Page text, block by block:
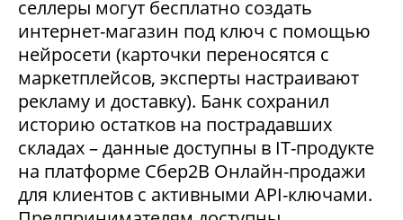
селлеры могут бесплатно создать
интернет-магазин под ключ с помощью
нейросети (карточки переносятся с
маркетплейсов, эксперты настраивают
рекламу и доставку). Банк сохранил
историю остатков на пострадавших
складах – данные доступны в IT-продукте
на платформе Сбер2В Онлайн-продажи
для клиентов с активными API-ключами.